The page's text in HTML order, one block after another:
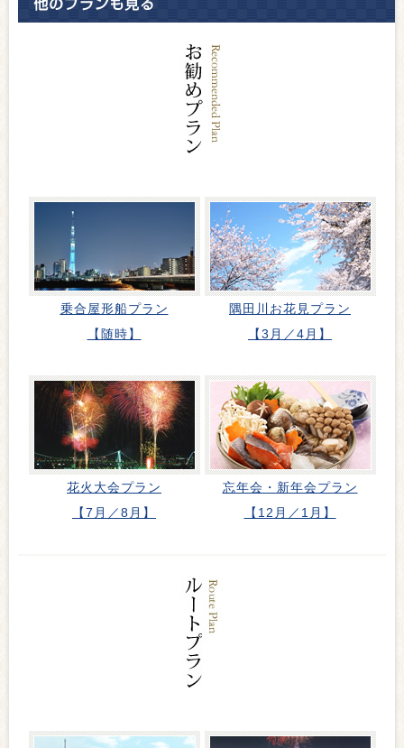
乗合屋形船プラン
【随時】
隅田川お花見プラン
【3月／4月】
花火大会プラン
【7月／8月】
忘年会・新年会プラン
【12月／1月】